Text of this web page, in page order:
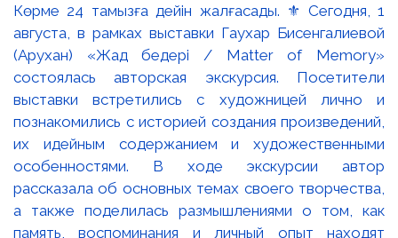
Көрме 24 тамызға дейін жалғасады. ⚜️ Сегодня, 1
августа, в рамках выставки Гаухар Бисенгалиевой
(Арухан) «Жад бедері / Matter of Memory»
состоялась авторская экскурсия. Посетители
выставки встретились с художницей лично и
познакомились с историей создания произведений,
их идейным содержанием и художественными
особенностями. В ходе экскурсии автор
рассказала об основных темах своего творчества,
а также поделилась размышлениями о том, как
память, воспоминания и личный опыт находят